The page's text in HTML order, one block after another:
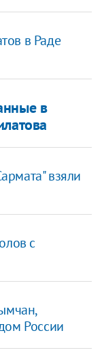
в Раде
в
взяли
с
России